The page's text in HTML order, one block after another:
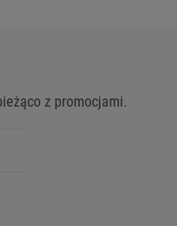
z promocjami.